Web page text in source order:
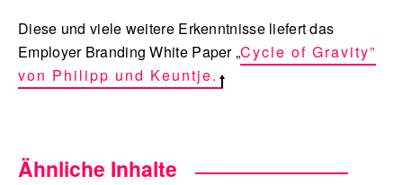
Diese und viele weitere Erkenntnisse liefert das
Employer Branding White Paper „Cycle of Gravity”
von Philipp und Keuntje.
Ähnliche Inhalte